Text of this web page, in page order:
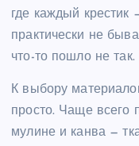
где каждый крестик
практически не
что-то пошло не так.
К выбору
просто. Чаще всего
мулине и канва —